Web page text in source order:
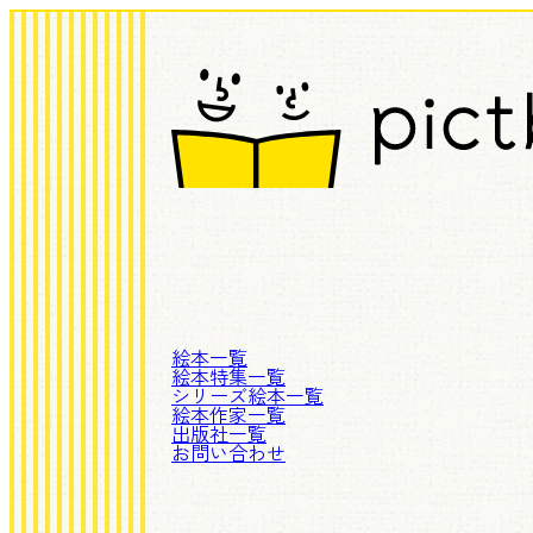
絵本一覧
絵本特集一覧
シリーズ絵本一覧
絵本作家一覧
出版社一覧
お問い合わせ